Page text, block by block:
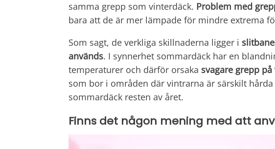
samma grepp som vinterdäck. Problem med
bara att de är mer lämpade för mindre extrema
Som sagt, de verkliga skillnaderna ligger i
används. I synnerhet sommardäck har en
temperaturer och därför orsaka svagare grepp på
som bor i områden där vintrarna är särskilt
sommardäck resten av året.
Finns det någon mening med att